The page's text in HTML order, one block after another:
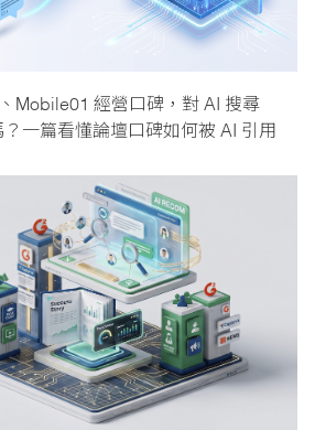
Mobile01 經營口碑，對 AI 搜尋
？一篇看懂論壇口碑如何被 AI 引用